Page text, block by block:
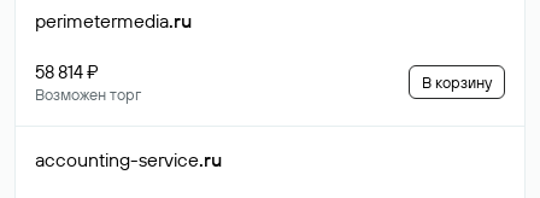
perimetermedia.ru
58 814 ₽
Возможен торг
В корзину
accounting-service.ru